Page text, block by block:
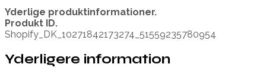
Yderlige produktinformationer.
Produkt ID.
Shopify_DK_10271842173274_51559235780954
Yderligere information